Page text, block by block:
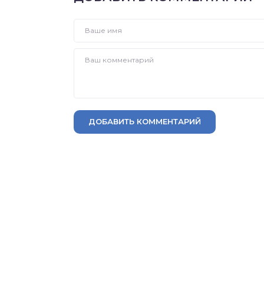
ДОБАВИТЬ КОММЕНТАРИЙ